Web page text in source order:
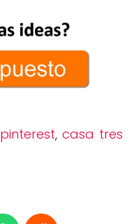
pinterest, casa tres